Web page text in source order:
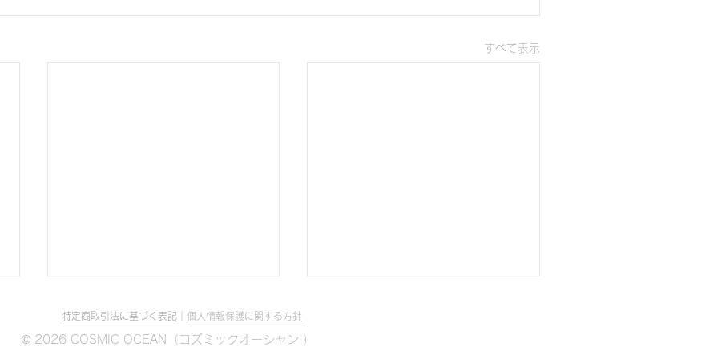
すべて表示
特定商取引法に基づく表記 個人情報保護に関する方針
© 2026 COSMIC OCEAN（コズミックオーシャン ）